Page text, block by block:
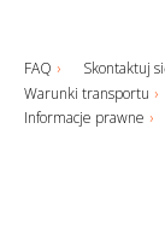
FAQ Skontaktuj
Warunki transportu
Informacje prawne